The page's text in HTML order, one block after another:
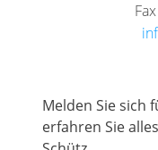
Melden Sie sich
erfahren Sie